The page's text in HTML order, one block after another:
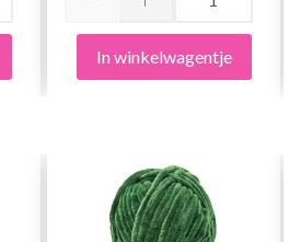
In winkelwagentje